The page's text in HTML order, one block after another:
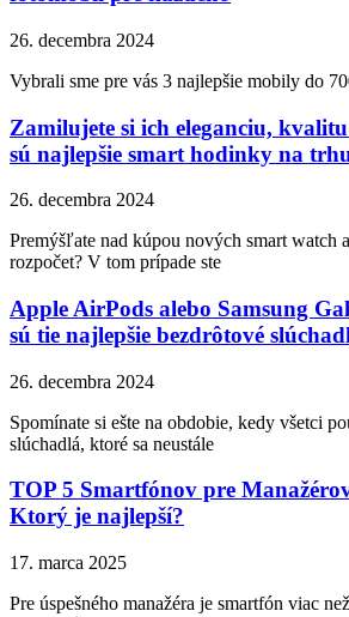
26. decembra 2024
Vybrali sme pre vás 3 najlepšie mobily do
Zamilujete si ich eleganciu,
sú najlepšie smart hodinky na
26. decembra 2024
Premýšľate nad kúpou nových smart watch
rozpočet? V tom prípade ste
Apple AirPods alebo Samsung
sú tie najlepšie bezdrôtové
26. decembra 2024
Spomínate si ešte na obdobie, kedy všetci
slúchadlá, ktoré sa neustále
TOP 5 Smartfónov pre
Ktorý je najlepší?
17. marca 2025
Pre úspešného manažéra je smartfón viac